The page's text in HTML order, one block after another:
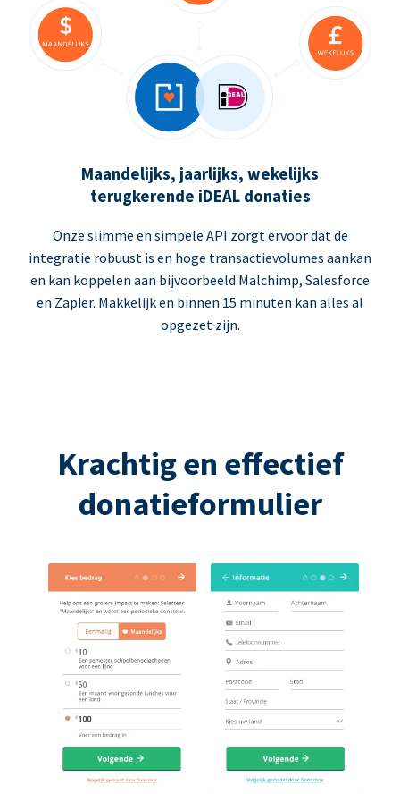
Maandelijks, jaarlijks, wekelijks
terugkerende iDEAL donaties
Onze slimme en simpele API zorgt ervoor dat de
integratie robuust is en hoge transactievolumes aankan
en kan koppelen aan bijvoorbeeld Malchimp, Salesforce
en Zapier. Makkelijk en binnen 15 minuten kan alles al
opgezet zijn.
Krachtig en effectief
donatieformulier